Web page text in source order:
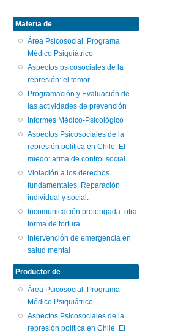
Materia de
Área Psicosocial. Programa
Médico Psiquiátrico
Aspectos psicosociales de la
represión: el temor
Programación y Evaluación de
las actividades de prevención
Informes Médico-Psicológico
Aspectos Psicosociales de la
represión política en Chile. El
miedo: arma de control social
Violación a los derechos
fundamentales. Reparación
individual y social.
Incomunicación prolongada: otra
forma de tortura.
Intervención de emergencia en
salud mental
Productor de
Área Psicosocial. Programa
Médico Psiquiátrico
Aspectos Psicosociales de la
represión política en Chile. El